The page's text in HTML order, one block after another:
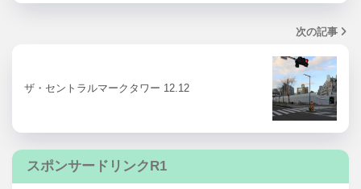
次の記事
ザ・セントラルマークタワー 12.12
スポンサードリンクR1